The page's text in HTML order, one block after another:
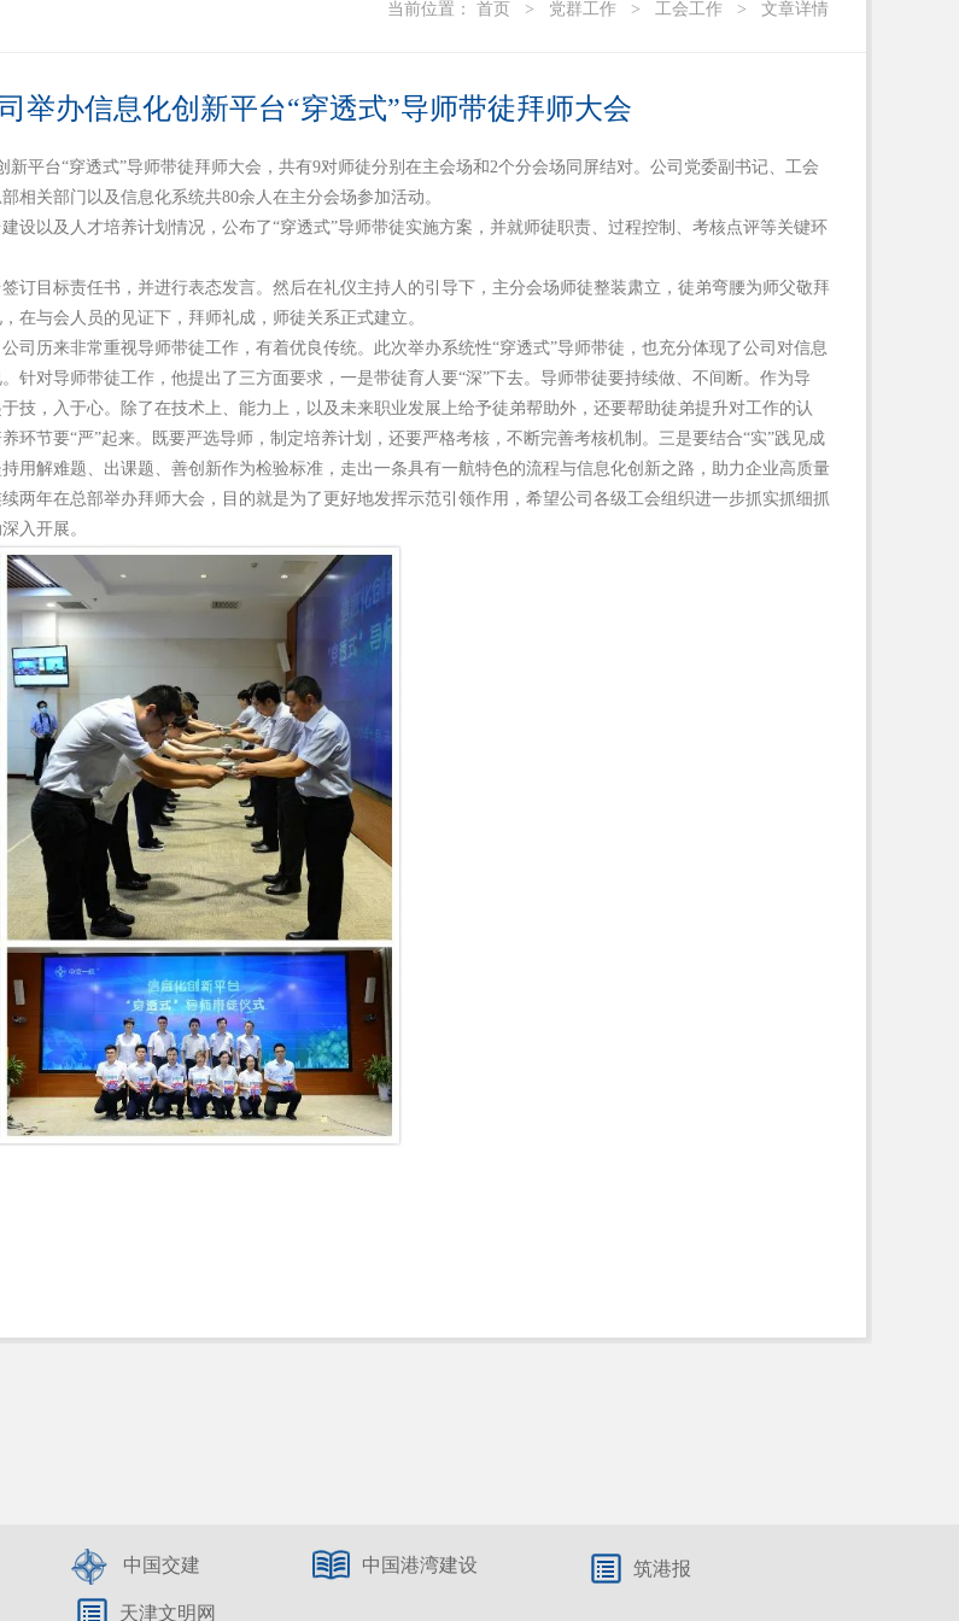
当前位置： 首页 > 党群工作 > 工会工作 > 文章详情
举办信息化创新平台“穿透式”导师带徒拜师大会
新平台“穿透式”导师带徒拜师大会，共有9对师徒分别在主会场和2个分会场同屏结对。公司党委副书记、工会
相关部门以及信息化系统共80余人在主分会场参加活动。
设以及人才培养计划情况，公布了“穿透式”导师带徒实施方案，并就师徒职责、过程控制、考核点评等关键环
订目标责任书，并进行表态发言。然后在礼仪主持人的引导下，主分会场师徒整装肃立，徒弟弯腰为师父敬拜
在与会人员的见证下，拜师礼成，师徒关系正式建立。
司历来非常重视导师带徒工作，有着优良传统。此次举办系统性“穿透式”导师带徒，也充分体现了公司对信息
针对导师带徒工作，他提出了三方面要求，一是带徒育人要“深”下去。导师带徒要持续做、不间断。作为导
技，入于心。除了在技术上、能力上，以及未来职业发展上给予徒弟帮助外，还要帮助徒弟提升对工作的认
环节要“严”起来。既要严选导师，制定培养计划，还要严格考核，不断完善考核机制。三是要结合“实”践见成
用解难题、出课题、善创新作为检验标准，走出一条具有一航特色的流程与信息化创新之路，助力企业高质量
两年在总部举办拜师大会，目的就是为了更好地发挥示范引领作用，希望公司各级工会组织进一步抓实抓细抓
入开展。
中国交建 中国港湾建设 筑港报
天津文明网